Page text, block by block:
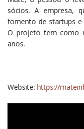
sócios. A empresa,
fomento de startups e
O projeto tem como
anos.
Website: https://